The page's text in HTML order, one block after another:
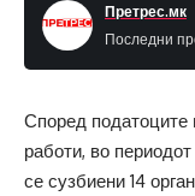
Последни
Претрес.мк
Според податоците
работи, во
се сузбиени 14